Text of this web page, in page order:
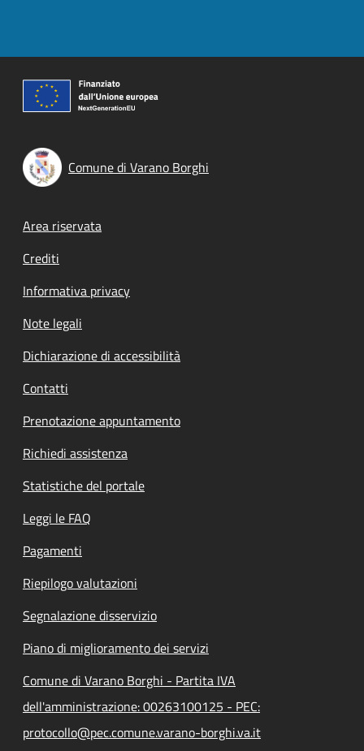
Comune di Varano Borghi
Footer menu
Area riservata
Crediti
Informativa privacy
Note legali
Dichiarazione di accessibilità
Contatti
Prenotazione appuntamento
Richiedi assistenza
Statistiche del portale
Leggi le FAQ
Pagamenti
Riepilogo valutazioni
Segnalazione disservizio
Piano di miglioramento dei servizi
Comune di Varano Borghi - Partita IVA
dell'amministrazione: 00263100125 - PEC:
protocollo@pec.comune.varano-borghi.va.it